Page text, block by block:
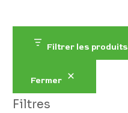
Filtrer les produits
Fermer
Filtres